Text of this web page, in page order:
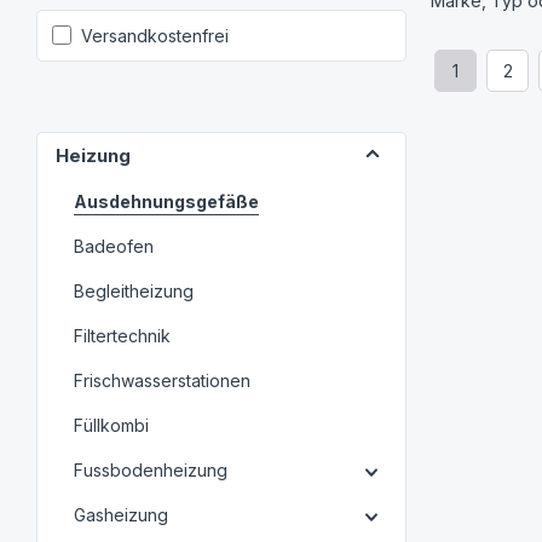
Filter hinzufügen: Versandkostenfrei
Versandkostenfrei
Heizung
Ausdehnungsgefäße
Badeofen
Begleitheizung
Filtertechnik
Frischwasserstationen
Füllkombi
Fussbodenheizung
Gasheizung
Seite
1
Seite
2